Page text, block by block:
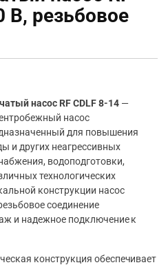
В, резьбовое
насос RF CDLF 8-14—
насос
для повышения
и других неагрессивных
водоподготовки,
технологических
конструкции насос
соединение
и надежное подключение к
конструкция обеспечивает